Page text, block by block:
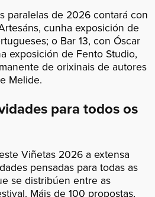
paralelas de 2026 contará con
cunha exposición de
o Bar 13, con Óscar
exposición de Fento Studio,
de orixinais de autores
Melide.
para todos os
Viñetas 2026 a extensa
pensadas para todas as
se distribúen entre as
Máis de 100 propostas,